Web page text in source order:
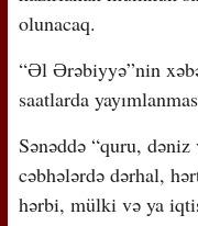
olunacaq.
“Əl Ərəbiyyə”nin
saatlarda
Sənəddə “quru,
cəbhələrdə dərhal,
hərbi, mülki və ya